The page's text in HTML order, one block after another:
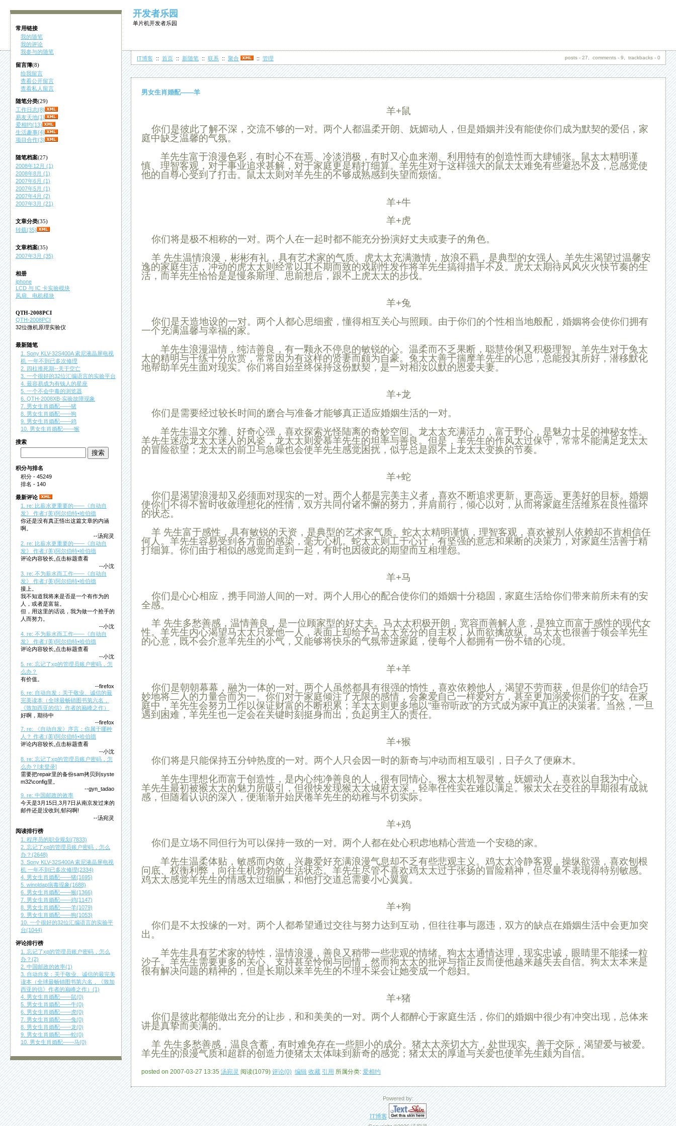
开发者乐园
单片机开发者乐园
IT博客 :: 首页 :: 新随笔 :: 联系 :: 聚合 :: 管理 posts - 27, comments - 9, trackbacks - 0
常用链接
我的随笔
我的评论
我参与的随笔
留言簿(8)
给我留言
查看公开留言
查看私人留言
随笔分类(29)
工作日志(8)
易友天地(1)
爱相约(13)
生活趣事(4)
项目合作(3)
随笔档案(27)
2008年12月 (1)
2008年8月 (1)
2007年6月 (1)
2007年5月 (1)
2007年4月 (2)
2007年3月 (21)
文章分类(35)
转载(35)
文章档案(35)
2007年3月 (35)
相册
iphone
LCD 与 IC 卡实验模块
风扇、电机模块
QTH-2008PCI
QTH-2008PCI
32位微机原理实验仪
最新随笔
1. Sony KLV-32S400A 索尼液晶屏电视
机 一年不到已多次修理
2. 四柱推死期--关于空亡
3. 一个很好的32位汇编语言的实验平台
4. 最容易成为有钱人的星座
5. 一个不会中毒的浏览器
6. QTH-2008XB-实验故障现象
7. 男女生肖婚配——猪
8. 男女生肖婚配——狗
9. 男女生肖婚配——鸡
10. 男女生肖婚配——猴
搜索
积分与排名
积分 - 45249
排名 - 140
最新评论
1. re: 比薪水更重要的——《自动自
发》 作者:(美)阿尔伯特•哈伯德
你还是没有真正悟出这篇文章的内涵
啊。
--汤宛灵
2. re: 比薪水更重要的——《自动自
发》 作者:(美)阿尔伯特•哈伯德
评论内容较长,点击标题查看
--小沈
3. re: 不为薪水而工作——《自动自
发》 作者:(美)阿尔伯特•哈伯德
接上。
我不知道我将来是否是一个有作为的
人，或者是富翁。
但，用这里的话说，我为做一个抢手的
人而努力。
--小沈
4. re: 不为薪水而工作——《自动自
发》 作者:(美)阿尔伯特•哈伯德
评论内容较长,点击标题查看
--小沈
5. re: 忘记了xp的管理员账户密码，怎
么办？
有价值。
--firefox
6. re: 自动自发：关于敬业、诚信的最
完美读本（全球最畅销图书第六名，
《致加西亚的信》作者的巅峰之作）
好啊，期待中
--firefox
7. re: 《自动自发》序言：你属于哪种
人？ 作者:(美)阿尔伯特•哈伯德
评论内容较长,点击标题查看
--小沈
8. re: 忘记了xp的管理员账户密码，怎
么办？[未登录]
需要把repair里的备份sam拷贝到syste
m32\config里。
--gyn_tadao
9. re: 中国邮政的效率
今天是3月15日,3月7日从南京发过来的
邮件还是没收到,郁闷啊!
--汤宛灵
阅读排行榜
1. 程序员的职业规划(7833)
2. 忘记了xp的管理员账户密码，怎么
办？(2648)
3. Sony KLV-32S400A 索尼液晶屏电视
机 一年不到已多次修理(2334)
4. 男女生肖婚配——猪(1695)
5. winoldap病毒现象(1688)
6. 男女生肖婚配——猴(1366)
7. 男女生肖婚配——鸡(1147)
8. 男女生肖婚配——羊(1079)
9. 男女生肖婚配——狗(1053)
10. 一个很好的32位汇编语言的实验平
台(1044)
评论排行榜
1. 忘记了xp的管理员账户密码，怎么
办？(2)
2. 中国邮政的效率(1)
3. 自动自发：关于敬业、诚信的最完美
读本（全球最畅销图书第六名，《致加
西亚的信》作者的巅峰之作）(1)
4. 男女生肖婚配——鼠(0)
5. 男女生肖婚配——牛(0)
6. 男女生肖婚配——虎(0)
7. 男女生肖婚配——兔(0)
8. 男女生肖婚配——龙(0)
9. 男女生肖婚配——蛇(0)
10. 男女生肖婚配——马(0)
男女生肖婚配——羊
羊+鼠
你们是彼此了解不深，交流不够的一对。两个人都温柔开朗、妩媚动人，但是婚姻并没有能使你们成为默契的爱侣，家
庭中缺乏温馨的气氛。
羊先生富于浪漫色彩，有时心不在焉、冷淡消极，有时又心血来潮、利用特有的创造性而大肆铺张。鼠太太精明谨
慎、理智客观，对于事业追求甚解，对于家庭更是精打细算。 羊先生对于这样强大的鼠太太难免有些避恐不及，总感觉使
他的自尊心受到了打击。鼠太太则对羊先生的不够成熟感到失望而烦恼。
羊+牛
羊+虎
你们将是极不相称的一对。两个人在一起时都不能充分扮演好丈夫或妻子的角色。
羊 先生温情浪漫，彬彬有礼，具有艺术家的气质。虎太太充满激情，放浪不羁，是典型的女强人。 羊先生渴望过温馨安
逸的家庭生活，冲动的虎太太则经常以其不期而致的戏剧性发作将羊先生搞得措手不及。虎太太期待风风火火快节奏的生
活，而羊先生恰恰是是慢条斯理、思前想后，跟不上虎太太的步伐。
羊+兔
你们是天造地设的一对。两个人都心思细蜜，懂得相互关心与照顾。由于你们的个性相当地般配，婚姻将会使你们拥有
一个充满温馨与幸福的家。
羊先生浪漫温情，纯洁善良，有一颗永不停息的敏锐的心。温柔而不乏果断，聪慧伶俐又积极理智。 羊先生对于兔太
太的精明与干练十分欣赏，常常因为有这样的贤妻而颇为自豪。兔太太善于揣摩羊先生的心思，总能投其所好，潜移默化
地帮助羊先生面对现实。你们将自始至终保持这份默契，是一对相汝以默的恩爱夫妻。
羊+龙
你们是需要经过较长时间的磨合与准备才能够真正适应婚姻生活的一对。
羊先生温文尔雅、好奇心强，喜欢探索光怪陆离的奇妙空间。 龙太太充满活力，富于野心，是魅力十足的神秘女性。
羊先生迷恋龙太太迷人的风姿， 龙太太则爱慕羊先生的坦率与善良。但是， 羊先生的作风太过保守，常常不能满足龙太太
的冒险欲望； 龙太太的前卫与急噪也会使羊先生感觉困扰，似乎总是跟不上龙太太变换的节奏。
羊+蛇
你们是渴望浪漫却又必须面对现实的一对。两个人都是完美主义者，喜欢不断追求更新、更高远、更美好的目标。婚姻
使你们不得不暂时收敛理想化的性情，双方共同付诸不懈的努力，并肩前行，倾心以对，从而将家庭生活维系在良性循环
的状态。
羊 先生富于感性，具有敏锐的天资，是典型的艺术家气质。蛇太太精明谨慎，理智客观，喜欢被别人依赖却不肯相信任
何人。 羊先生容易受到各方面的感染，毫无心机。蛇太太则工于心计，有坚强的意志和果断的决策力，对家庭生活善于精
打细算。你们由于相似的感觉而走到一起，有时也因彼此的期望而互相埋怨。
羊+马
你们是心心相应，携手同游人间的一对。两个人用心的配合使你们的婚姻十分稳固，家庭生活给你们带来前所未有的安
全感。
羊 先生多愁善感，温情善良，是一位顾家型的好丈夫。 马太太积极开朗，宽容而善解人意，是独立而富于感性的现代女
性。 羊先生内心渴望马太太只爱他一人，表面上却给予马太太充分的自主权，从而欲擒故纵。 马太太也很善于领会羊先生
的心意，既不会介意羊先生的小气，又能够将快乐的气氛带进家庭，使每个人都拥有一份不错的心境。
羊+羊
你们是朝朝幕幕，融为一体的一对。两个人虽然都具有很强的惰性，喜欢依赖他人，渴望不劳而获，但是你们的结合巧
妙地将二人的力量合而为一。你们对于家庭倾注了无限的感情，会象爱自己一样爱对方，甚至更加溺爱你们的子女。在家
庭中， 羊先生会努力工作以保证财富的不断积累； 羊太太则更多地以“垂帘听政”的方式成为家中真正的决策者。当然，一旦
遇到困难， 羊先生也一定会在关键时刻挺身而出，负起男主人的责任。
羊+猴
你们将是只能保持五分钟热度的一对。两个人只会因一时的新奇与冲动而相互吸引，日子久了便麻木。
羊先生理想化而富于创造性，是内心纯净善良的人，很有同情心。猴太太机智灵敏，妩媚动人，喜欢以自我为中心。
羊先生最初被猴太太的魅力所吸引，但很快发现猴太太城府太深，轻率任性实在难以满足。猴太太在交往的早期很有成就
感，但随着认识的深入，便渐渐开始厌倦羊先生的幼稚与不切实际。
羊+鸡
你们是立场不同但行为可以保持一致的一对。两个人都在处心积虑地精心营造一个安稳的家。
羊先生温柔体贴，敏感而内敛，兴趣爱好充满浪漫气息却不乏有些悲观主义。鸡太太冷静客观，操纵欲强，喜欢刨根
问底、权衡利弊，向往生机勃勃的生活状态。 羊先生尽管不喜欢鸡太太过于张扬的冒险精神，但尽量不表现得特别敏感。
鸡太太感觉羊先生的情感太过细腻，和他打交道总需要小心翼翼。
羊+狗
你们是不太投缘的一对。两个人都希望通过交往与努力达到互动，但往往事与愿违，双方的缺点在婚姻生活中会更加突
出。
羊先生具有艺术家的特性，温情浪漫，善良又稍带一些悲观的情绪。狗太太通情达理，现实忠诚，眼睛里不能揉一粒
沙子。 羊先生需要更多的关心、支持甚至怜悯与同情，然而狗太太的批评与指正反而使他越来越失去自信。狗太太本来是
很有解决问题的精神的，但是长期以来羊先生的不理不采会让她变成一个怨妇。
羊+猪
你们是彼此都能做出充分的让步，和和美美的一对。两个人都醉心于家庭生活，你们的婚姻中很少有冲突出现，总体来
讲是真挚而美满的。
羊 先生多愁善感，温良含蓄，有时难免存在一些胆小的成分。猪太太亲切大方，处世现实、善于交际，渴望爱与被爱。
羊先生的浪漫气质和超群的创造力使猪太太体味到新奇的感觉；猪太太的厚道与关爱也使羊先生颇为自信。
posted on 2007-03-27 13:35 汤宛灵 阅读(1079) 评论(0) 编辑 收藏 引用 所属分类: 爱相约
Powered by:
IT博客